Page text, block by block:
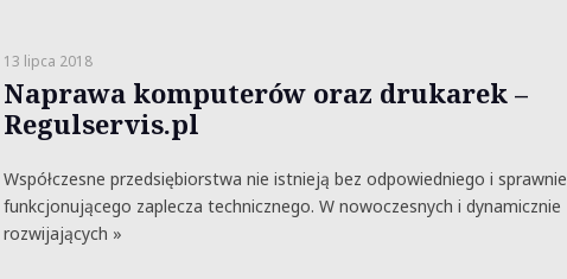
13 lipca 2018
Naprawa komputerów oraz drukarek –
Regulservis.pl
Współczesne przedsiębiorstwa nie istnieją bez odpowiedniego i sprawnie
funkcjonującego zaplecza technicznego. W nowoczesnych i dynamicznie
rozwijających »